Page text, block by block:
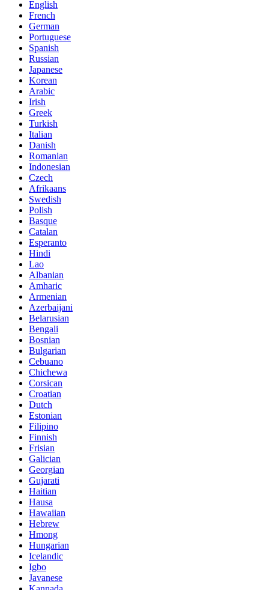
English
French
German
Portuguese
Spanish
Russian
Japanese
Korean
Arabic
Irish
Greek
Turkish
Italian
Danish
Romanian
Indonesian
Czech
Afrikaans
Swedish
Polish
Basque
Catalan
Esperanto
Hindi
Lao
Albanian
Amharic
Armenian
Azerbaijani
Belarusian
Bengali
Bosnian
Bulgarian
Cebuano
Chichewa
Corsican
Croatian
Dutch
Estonian
Filipino
Finnish
Frisian
Galician
Georgian
Gujarati
Haitian
Hausa
Hawaiian
Hebrew
Hmong
Hungarian
Icelandic
Igbo
Javanese